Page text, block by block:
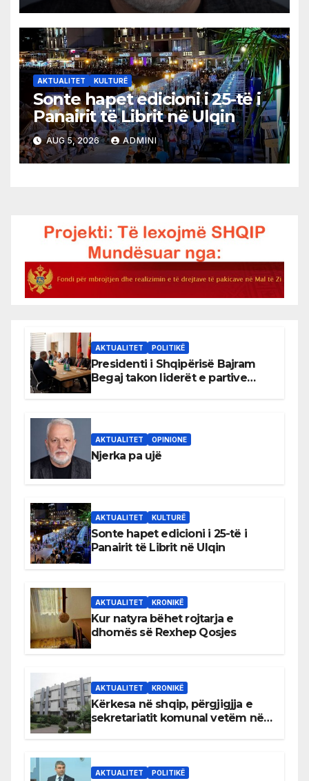
AKTUALITET KULTURË
Sonte hapet edicioni i 25-të i
Panairit të Librit në Ulqin
AUG 5, 2026 ADMINI
AKTUALITET POLITIKË
Presidenti i Shqipërisë Bajram
Begaj takon liderët e partive
AKTUALITET OPINIONE
Njerka pa ujë
AKTUALITET KULTURË
Sonte hapet edicioni i 25-të i
Panairit të Librit në Ulqin
AKTUALITET KRONIKË
Kur natyra bëhet rojtarja e
dhomës së Rexhep Qosjes
AKTUALITET KRONIKË
Kërkesa në shqip, përgjigjja e
sekretariatit komunal vetëm në
AKTUALITET POLITIKË